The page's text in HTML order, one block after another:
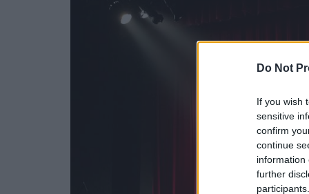
Do Not
If you wish
sensitive
confirm
continue
information
further